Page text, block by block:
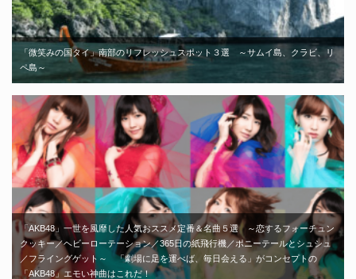
「微笑みの国タイ」南部のリフレッシュスポット３選 ～サムイ島、クラビ、リ
ペ島～
「AKB48」一世を風靡した人気おススメ定番＆名曲５選 ～恋するフォーチュン
クッキー／ヘビーローテーション／365日の紙飛行機／ポニーテールとシュシュ
／フライングゲット～ 「劇場に足を運べば、毎日会える」がコンセプトの
「AKB48」エモい神曲はこれだ！